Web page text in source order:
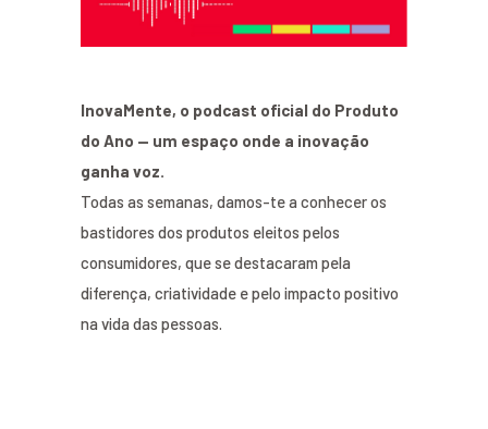
InovaMente, o podcast oficial do Produto
do Ano — um espaço onde a inovação
ganha voz.
Todas as semanas, damos-te a conhecer os
bastidores dos produtos eleitos pelos
consumidores, que se destacaram pela
diferença, criatividade e pelo impacto positivo
na vida das pessoas.